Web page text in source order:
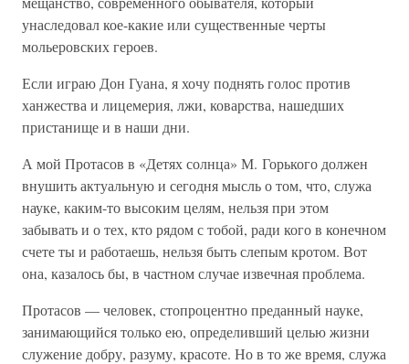
унаследовал кое-какие или существенные черты
мольеровских героев.
Если играю Дон Гуана, я хочу поднять голос против
ханжества и лицемерия, лжи, коварства, нашедших
пристанище и в наши дни.
А мой Протасов в «Детях солнца» М. Горького должен
внушить актуальную и сегодня мысль о том, что, служа
науке, каким-то высоким целям, нельзя при этом
забывать и о тех, кто рядом с тобой, ради кого в конечном
счете ты и работаешь, нельзя быть слепым кротом. Вот
она, казалось бы, в частном случае извечная проблема.
Протасов — человек, стопроцентно преданный науке,
занимающийся только ею, определивший целью жизни
служение добру, разуму, красоте. Но в то же время, служа